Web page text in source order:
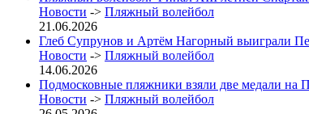
Новости -> Пляжный волейбол
21.06.2026
Глеб Супрунов и Артём Нагорный выиграли
Новости -> Пляжный волейбол
14.06.2026
Подмосковные пляжники взяли две медали на
Новости -> Пляжный волейбол